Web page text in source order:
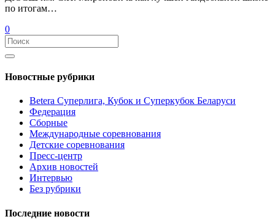
по итогам…
0
Новостные рубрики
Betera Суперлига, Кубок и Суперкубок Беларуси
Федерация
Сборные
Международные соревнования
Детские соревнования
Пресс-центр
Архив новостей
Интервью
Без рубрики
Последние новости